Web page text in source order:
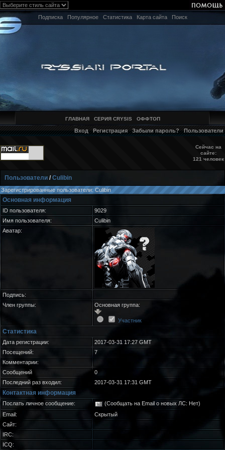
Подписка Популярное Статистика Карта сайта Поиск
ГЛАВНАЯ СЕРИЯ CRYSIS ОФФТОП
Вход Регистрация Забыли пароль? Пользователи
Сейчас на
сайте:
121 человек
Пользователи /Culibin
Зарегистрированные пользователи: Culibin
Основная информация
ID пользователя:
9029
Имя пользователя:
Culibin
Аватар:
Подпись:
Член группы:
Основная группа:
Участник
Статистика
Дата регистрации:
2017-03-31 17:27 GMT
Посещений:
7
Комментарии:
Сообщений
0
Последний раз входил:
2017-03-31 17:31 GMT
Контактная информация
Послать личное сообщение:
(Сообщать на Email о новых ЛС: Нет)
Email:
Скрытый
Сайт:
IRC:
ICQ: